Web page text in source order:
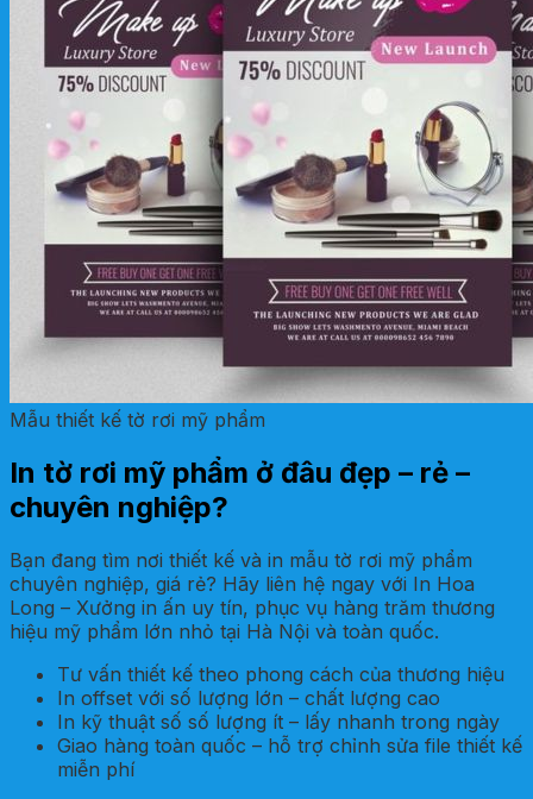
Mẫu thiết kế tờ rơi mỹ phẩm
In tờ rơi mỹ phẩm ở đâu đẹp – rẻ –
chuyên nghiệp?
Bạn đang tìm nơi thiết kế và in mẫu tờ rơi mỹ phẩm
chuyên nghiệp, giá rẻ? Hãy liên hệ ngay với In Hoa
Long – Xưởng in ấn uy tín, phục vụ hàng trăm thương
hiệu mỹ phẩm lớn nhỏ tại Hà Nội và toàn quốc.
Tư vấn thiết kế theo phong cách của thương hiệu
In offset với số lượng lớn – chất lượng cao
In kỹ thuật số số lượng ít – lấy nhanh trong ngày
Giao hàng toàn quốc – hỗ trợ chỉnh sửa file thiết kế
miễn phí